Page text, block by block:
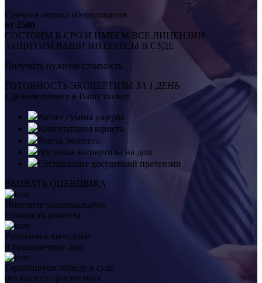
Срочная оценка оборудования
от 2500
СОСТОИМ В СРО И ИМЕЕМ ВСЕ ЛИЦЕНЗИИ
ЗАЩИТИМ ВАШИ ИНТЕРЕСЫ В СУДЕ
Получите нужную стоимость
ГОТОВНОСТЬ ЭКСПЕРТИЗЫ ЗА 1 ДЕНЬ
Сделаем оценку в Вашу пользу
Расчет суммы ущерба
Консультация юриста
Выезд эксперта
Доставка экспертизы на дом
Составление досудебной претензии
ВЫЗВАТЬ ОЦЕНЩИКА
Получите максимальную
стоимость ремонта
Работаем в выходные
и праздничные дни
Гарантируем победу в суде
без вашего присутствия